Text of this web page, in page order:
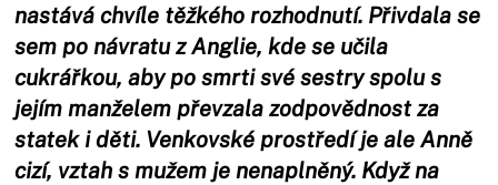
nastává chvíle těžkého rozhodnutí. Přivdala se
sem po návratu z Anglie, kde se učila
cukrářkou, aby po smrti své sestry spolu s
jejím manželem převzala zodpovědnost za
statek i děti. Venkovské prostředí je ale Anně
cizí, vztah s mužem je nenaplněný. Když na